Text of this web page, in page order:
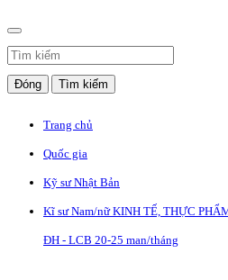
Đóng Tìm kiếm
Trang chủ
Quốc gia
Kỹ sư Nhật Bản
Kĩ sư Nam/nữ KINH TẾ, THỰC
ĐH - LCB 20-25 man/tháng